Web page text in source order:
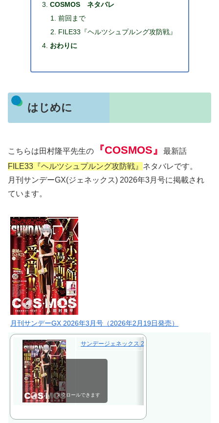
COSMOS ネタバレ
前回まで
FILE33『ヘルツシュプルング攻防戦』
おわりに
はじめに
こちらは田村隆平先生の 『COSMOS』
最新話
FILE33『ヘルツシュプルング攻防戦』 ネタバレです。
月刊サンデーGX(ジェネックス) 2026年3月号に掲載され
ています。
月刊サンデーGX 2026年3月号（2026年2月19日発売）
サンデージェネックス 2026年 3月号 [雑誌]
スクロールできます